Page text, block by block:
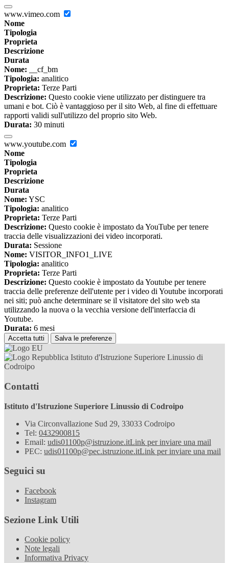
www.vimeo.com
Nome
Tipologia
Proprieta
Descrizione
Durata
Nome: __cf_bm
Tipologia: analitico
Proprieta: Terze Parti
Descrizione: Questo cookie viene utilizzato per distinguere tra
umani e bot. Ciò è vantaggioso per il sito Web, al fine di effettuare
rapporti validi sull'utilizzo del proprio sito Web.
Durata: 30 minuti
www.youtube.com
Nome
Tipologia
Proprieta
Descrizione
Durata
Nome: YSC
Tipologia: analitico
Proprieta: Terze Parti
Descrizione: Questo cookie è impostato da YouTube per tenere
traccia delle visualizzazioni dei video incorporati.
Durata: Sessione
Nome: VISITOR_INFO1_LIVE
Tipologia: analitico
Proprieta: Terze Parti
Descrizione: Questo cookie è impostato da Youtube per tenere
traccia delle preferenze dell'utente per i video di Youtube incorporati
nei siti; può anche determinare se il visitatore del sito web sta
utilizzando la nuova o la vecchia versione dell'interfaccia di
Youtube.
Durata: 6 mesi
Accetta tutti Salva le preferenze
Istituto d'Istruzione Superiore Linussio di
Codroipo
Contatti
Istituto d'Istruzione Superiore Linussio di Codroipo
Via Circonvallazione Sud 29, 33033 Codroipo
Tel: 0432900815
Email: udis01100p@istruzione.itLink per inviare una mail
PEC: udis01100p@pec.istruzione.itLink per inviare una mail
Seguici su
Facebook
Instagram
Sezione Link Utili
Cookie policy
Note legali
Informativa Privacy